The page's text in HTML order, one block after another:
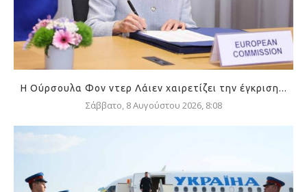
Η Ούρσουλα Φον ντερ Λάιεν χαιρετίζει την έγκριση...
Σάββατο, 8 Αυγούστου 2026, 8:08